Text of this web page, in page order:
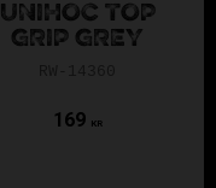
UNIHOC TOP
GRIP GREY
169 KR